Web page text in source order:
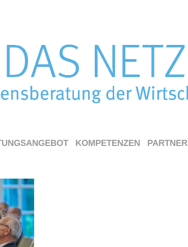
KOMPETENZEN PARTNER